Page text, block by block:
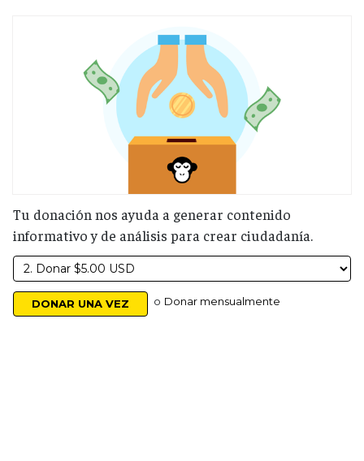
Tu donación nos ayuda a generar contenido
informativo y de análisis para crear ciudadanía.
o Donar mensualmente